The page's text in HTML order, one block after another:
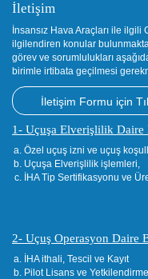
İletişim
İnsansız Hava Araçları ile
ilgilendiren konular
görev ve sorumlulukları
birimle irtibata geçilmesi
İletişim Formu için
1- Uçuşa Elverişlilik Daire
Özel uçuş izni ve uçuş
Uçuşa Elverişlilik işlemleri,
İHA Tip Sertifikasyonu ve
2- Uçuş Operasyon Daire
İHA ithali, Tescil ve Kayıt
Pilot Lisans ve